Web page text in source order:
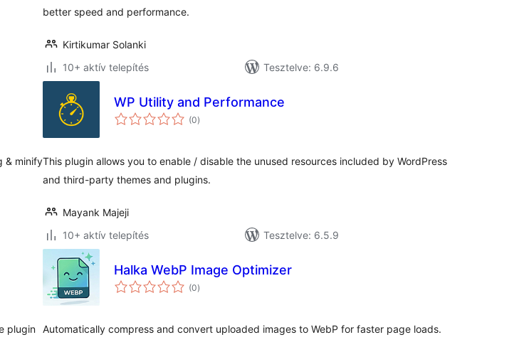
better speed and performance.
Kirtikumar Solanki
10+ aktív telepítés
Tesztelve: 6.9.6
& minify
WP Utility and Performance
(0értékelés
összesen
)
This plugin allows you to enable / disable the unused resources included by WordPress
and third-party themes and plugins.
Mayank Majeji
10+ aktív telepítés
Tesztelve: 6.5.9
plugin
Halka WebP Image Optimizer
(0értékelés
összesen
)
Automatically compress and convert uploaded images to WebP for faster page loads.